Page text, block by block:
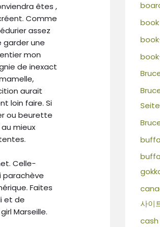
êtes ,
Comme
assez
garder une
mon
de inexact
aurait
loin faire. Si
ou beurette
mieux
Celle-
parachève
Faites
et de
Marseille.
Seite
사이